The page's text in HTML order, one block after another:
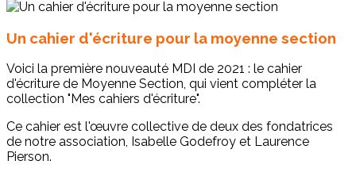
Un cahier d'écriture pour la moyenne section
Voici la première nouveauté MDI de 2021 : le cahier
d'écriture de Moyenne Section, qui vient compléter la
collection "Mes cahiers d'écriture".
Ce cahier est l'œuvre collective de deux des fondatrices
de notre association, Isabelle Godefroy et Laurence
Pierson.